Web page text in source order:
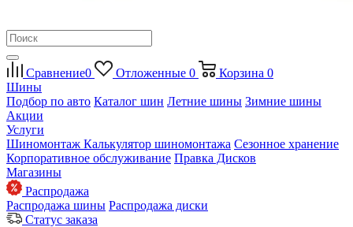
Сравнение0 Отложенные 0 Корзина 0
Шины
Подбор по авто Каталог шин Летние шины Зимние шины
Акции
Услуги
Шиномонтаж Калькулятор шиномонтажа Сезонное хранение
Корпоративное обслуживание Правка Дисков
Магазины
Распродажа
Распродажа шины Распродажа диски
Статус заказа